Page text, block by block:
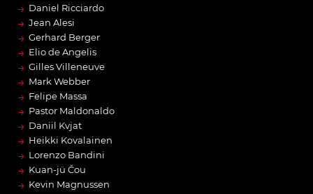
→ Daniel Ricciardo
→ Jean Alesi
→ Gerhard Berger
→ Elio de Angelis
→ Gilles Villeneuve
→ Mark Webber
→ Felipe Massa
→ Pastor Maldonaldo
→ Daniil Kvjat
→ Heikki Kovalainen
→ Lorenzo Bandini
→ Kuan-jü Čou
→ Kevin Magnussen